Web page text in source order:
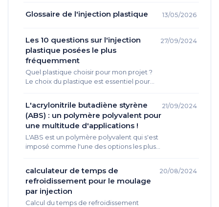
Glossaire de l'injection plastique 13/05/2026
Les 10 questions sur l'injection
plastique posées le plus
fréquemment
Quel plastique choisir pour mon projet ?
Le choix du plastique est essentiel pour
27/09/2024
L'acrylonitrile butadiène styrène
(ABS) : un polymère polyvalent pour
une multitude d'applications !
L'ABS est un polymère polyvalent qui s'est
imposé comme l'une des options les plus
21/09/2024
calculateur de temps de
refroidissement pour le moulage
par injection
Calcul du temps de refroidissement
20/08/2024